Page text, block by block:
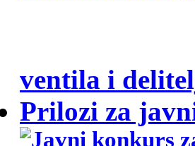
ventila i
Prilozi za